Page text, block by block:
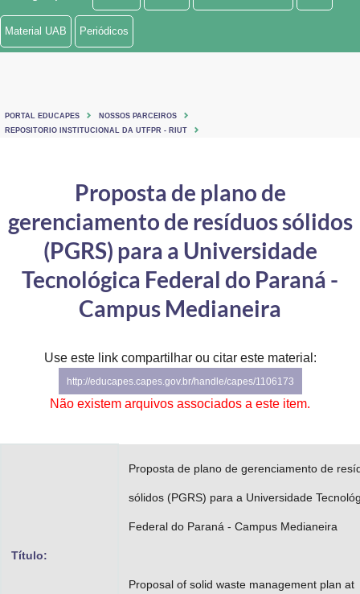
Ministério de Minas e Energia
Ministério do Turismo
Controladoria-Geral da União
Ministério da Mulher, da Família e dos Direitos Humanos
Secretaria-Geral
Secretaria de Governo
Advocacia-Geral da União
Banco Central do Brasil
Planalto
Material UAB Periódicos
PORTAL EDUCAPES
NOSSOS PARCEIROS
REPOSITORIO INSTITUCIONAL DA UTFPR - RIUT
Proposta de plano de
gerenciamento de resíduos sólidos
(PGRS) para a Universidade
Tecnológica Federal do Paraná -
Campus Medianeira
Use este link compartilhar ou citar este material:
http://educapes.capes.gov.br/handle/capes/1106173
Não existem arquivos associados a este item.
Título:
Proposta de plano de gerenciamento de
sólidos (PGRS) para a Universidade
Federal do Paraná - Campus Medianeira
Proposal of solid waste management plan at